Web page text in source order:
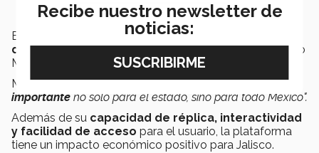
Esta plataforma representa un primer paso hacia la
digitalización de procesos administrativosen todo
México, ya que puede ser replicado.
Morelos agregó que“es una plataformaversátil e
importante no sólo para el estado, sino para todo México".
Además de su capacidad de réplica, interactividad
y facilidad de acceso para el usuario, la plataforma
tiene un impacto económico positivo para Jalisco.
Recibe nuestro newsletter de
noticias: